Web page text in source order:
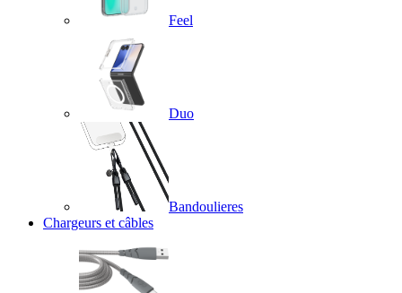
Feel
Duo
Bandoulieres
Chargeurs et câbles